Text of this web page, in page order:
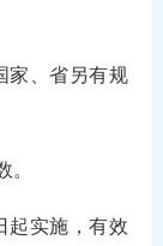
家、省另有规
。
起实施，有效